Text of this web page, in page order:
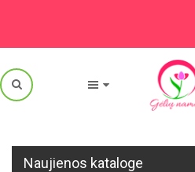
Naujienos kataloge